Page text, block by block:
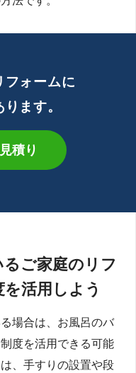
フォームに
ます。
積り
ご家庭のリフ
活用しよう
場合は、お風呂のバ
度を活用できる可能
、手すりの設置や段